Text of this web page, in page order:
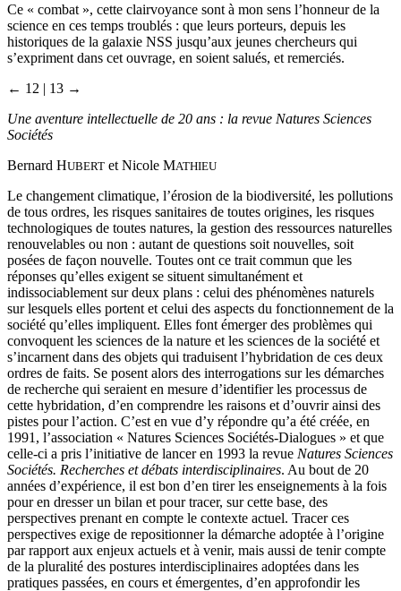
Ce « combat », cette clairvoyance sont à mon sens l’honneur de la
science en ces temps troublés : que leurs porteurs, depuis les
historiques de la galaxie NSS jusqu’aux jeunes chercheurs qui
s’expriment dans cet ouvrage, en soient salués, et remerciés.
← 12 | 13 →
Une aventure intellectuelle de 20 ans : la revue Natures Sciences
Sociétés
Bernard HUBERT et Nicole MATHIEU
Le changement climatique, l’érosion de la biodiversité, les pollutions
de tous ordres, les risques sanitaires de toutes origines, les risques
technologiques de toutes natures, la gestion des ressources naturelles
renouvelables ou non : autant de questions soit nouvelles, soit
posées de façon nouvelle. Toutes ont ce trait commun que les
réponses qu’elles exigent se situent simultanément et
indissociablement sur deux plans : celui des phénomènes naturels
sur lesquels elles portent et celui des aspects du fonctionnement de la
société qu’elles impliquent. Elles font émerger des problèmes qui
convoquent les sciences de la nature et les sciences de la société et
s’incarnent dans des objets qui traduisent l’hybridation de ces deux
ordres de faits. Se posent alors des interrogations sur les démarches
de recherche qui seraient en mesure d’identifier les processus de
cette hybridation, d’en comprendre les raisons et d’ouvrir ainsi des
pistes pour l’action. C’est en vue d’y répondre qu’a été créée, en
1991, l’association « Natures Sciences Sociétés-Dialogues » et que
celle-ci a pris l’initiative de lancer en 1993 la revue Natures Sciences
Sociétés. Recherches et débats interdisciplinaires. Au bout de 20
années d’expérience, il est bon d’en tirer les enseignements à la fois
pour en dresser un bilan et pour tracer, sur cette base, des
perspectives prenant en compte le contexte actuel. Tracer ces
perspectives exige de repositionner la démarche adoptée à l’origine
par rapport aux enjeux actuels et à venir, mais aussi de tenir compte
de la pluralité des postures interdisciplinaires adoptées dans les
pratiques passées, en cours et émergentes, d’en approfondir les